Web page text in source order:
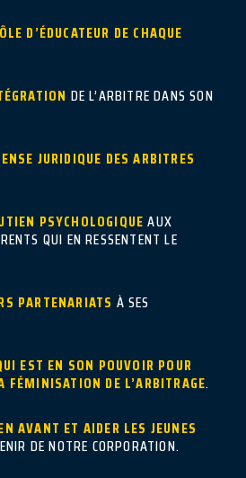
D’ÉDUCATEUR DE CHAQUE
DE L’ARBITRE DANS SON
JURIDIQUE DES ARBITRES
PSYCHOLOGIQUE AUX
QUI EN RESSENTENT LE
PARTENARIATS À SES
EST EN SON POUVOIR POUR
FÉMINISATION DE L’ARBITRAGE.
AVANT ET AIDER LES JEUNES
DE NOTRE CORPORATION.